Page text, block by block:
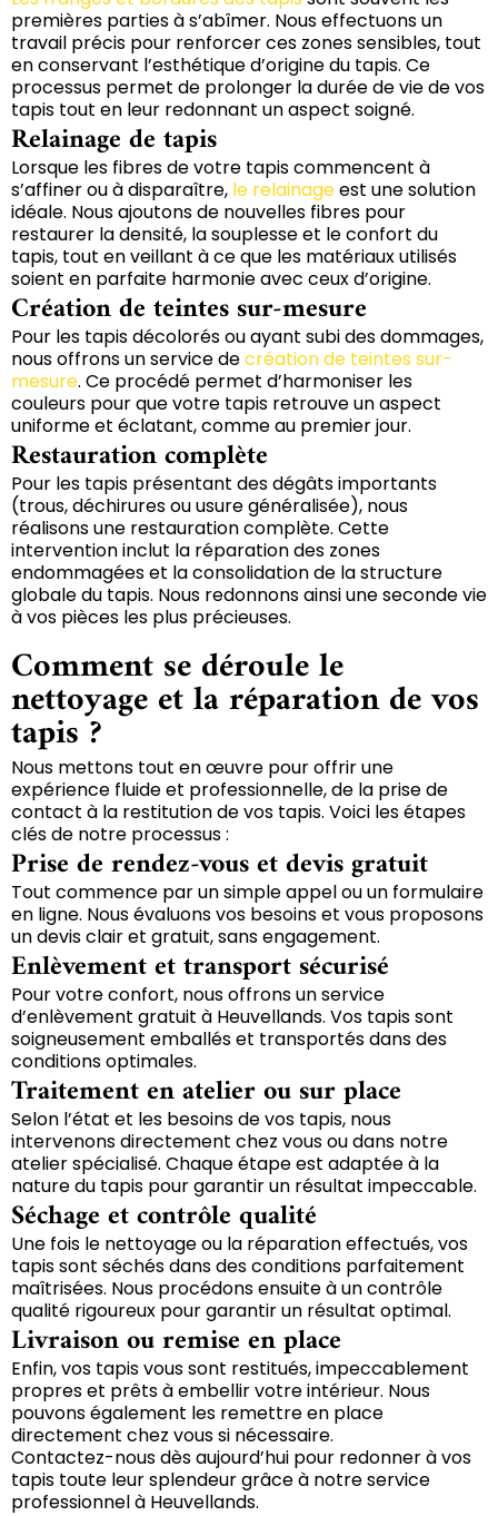
premières parties à s’abîmer. Nous effectuons un
travail précis pour renforcer ces zones sensibles, tout
en conservant l’esthétique d’origine du tapis. Ce
processus permet de prolonger la durée de vie de vos
tapis tout en leur redonnant un aspect soigné.
Relainage de tapis
Lorsque les fibres de votre tapis commencent à
s’affiner ou à disparaître, le relainageest une solution
idéale. Nous ajoutons de nouvelles fibres pour
restaurer la densité, la souplesse et le confort du
tapis, tout en veillant à ce que les matériaux utilisés
soient en parfaite harmonie avec ceux d’origine.
Création de teintes sur-mesure
Pour les tapis décolorés ou ayant subi des dommages,
nous offrons un service decréation de teintes sur-
mesure. Ce procédé permet d’harmoniser les
couleurs pour que votre tapis retrouve un aspect
uniforme et éclatant, comme au premier jour.
Restauration complète
Pour les tapis présentant des dégâts importants
(trous, déchirures ou usure généralisée), nous
réalisons une restauration complète. Cette
intervention inclut la réparation des zones
endommagées et la consolidation de la structure
globale du tapis. Nous redonnons ainsi une seconde vie
à vos pièces les plus précieuses.
Comment se déroule le
nettoyage et la réparation de vos
tapis ?
Nous mettons tout en œuvre pour offrir une
expérience fluide et professionnelle, de la prise de
contact à la restitution de vos tapis. Voici les étapes
clés de notre processus :
Prise de rendez-vous et devis gratuit
Tout commence par un simple appel ou un formulaire
en ligne. Nous évaluons vos besoins et vous proposons
un devis clair et gratuit, sans engagement.
Enlèvement et transport sécurisé
Pour votre confort, nous offrons un service
d’enlèvement gratuit à Heuvellands. Vos tapis sont
soigneusement emballés et transportés dans des
conditions optimales.
Traitement en atelier ou sur place
Selon l’état et les besoins de vos tapis, nous
intervenons directement chez vous ou dans notre
atelier spécialisé. Chaque étape est adaptée à la
nature du tapis pour garantir un résultat impeccable.
Séchage et contrôle qualité
Une fois le nettoyage ou la réparation effectués, vos
tapis sont séchés dans des conditions parfaitement
maîtrisées. Nous procédons ensuite à un contrôle
qualité rigoureux pour garantir un résultat optimal.
Livraison ou remise en place
Enfin, vos tapis vous sont restitués, impeccablement
propres et prêts à embellir votre intérieur. Nous
pouvons également les remettre en place
directement chez vous si nécessaire.
Contactez-nous dès aujourd’hui pour redonner à vos
tapis toute leur splendeur grâce à notre service
professionnel à Heuvellands.